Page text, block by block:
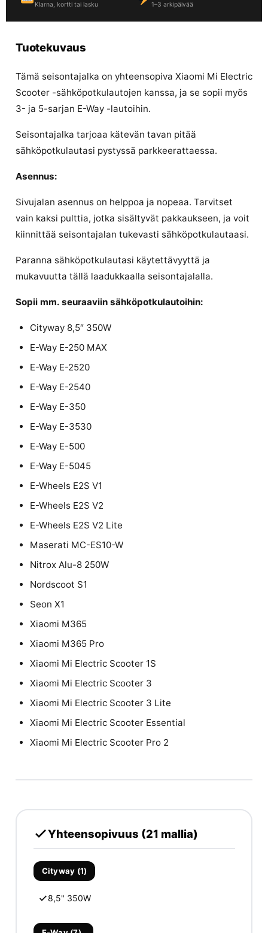
Klarna, kortti tai lasku 1–3 arkipäivää
Tuotekuvaus
Tämä seisontajalka on yhteensopiva Xiaomi Mi Electric
Scooter -sähköpotkulautojen kanssa, ja se sopii myös
3- ja 5-sarjan E-Way -lautoihin.
Seisontajalka tarjoaa kätevän tavan pitää
sähköpotkulautasi pystyssä parkkeerattaessa.
Asennus:
Sivujalan asennus on helppoa ja nopeaa. Tarvitset
vain kaksi pulttia, jotka sisältyvät pakkaukseen, ja voit
kiinnittää seisontajalan tukevasti sähköpotkulautaasi.
Paranna sähköpotkulautasi käytettävyyttä ja
mukavuutta tällä laadukkaalla seisontajalalla.
Sopii mm. seuraaviin sähköpotkulautoihin:
Cityway 8,5″ 350W
E-Way E-250 MAX
E-Way E-2520
E-Way E-2540
E-Way E-350
E-Way E-3530
E-Way E-500
E-Way E-5045
E-Wheels E2S V1
E-Wheels E2S V2
E-Wheels E2S V2 Lite
Maserati MC-ES10-W
Nitrox Alu-8 250W
Nordscoot S1
Seon X1
Xiaomi M365
Xiaomi M365 Pro
Xiaomi Mi Electric Scooter 1S
Xiaomi Mi Electric Scooter 3
Xiaomi Mi Electric Scooter 3 Lite
Xiaomi Mi Electric Scooter Essential
Xiaomi Mi Electric Scooter Pro 2
Yhteensopivuus (21 mallia)
Cityway (1)
8,5" 350W